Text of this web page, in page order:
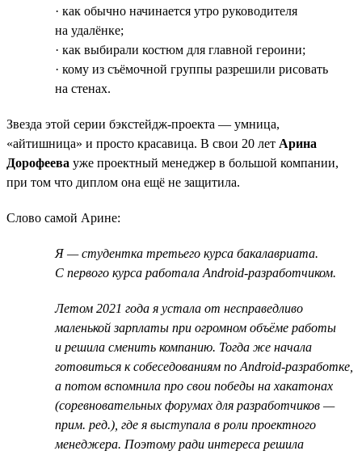
· как обычно начинается утро руководителя
на удалёнке;
· как выбирали костюм для главной героини;
· кому из съёмочной группы разрешили рисовать
на стенах.
Звезда этой серии бэкстейдж-проекта — умница,
«айтишница» и просто красавица. В свои 20 лет Арина
Дорофеева уже проектный менеджер в большой компании,
при том что диплом она ещё не защитила.
Слово самой Арине:
Я — студентка третьего курса бакалавриата.
С первого курса работала Android-разработчиком.
Летом 2021 года я устала от несправедливо
маленькой зарплаты при огромном объёме работы
и решила сменить компанию. Тогда же начала
готовиться к собеседованиям по Android-разработке,
а потом вспомнила про свои победы на хакатонах
(соревновательных форумах для разработчиков —
прим. ред.), где я выступала в роли проектного
менеджера. Поэтому ради интереса решила